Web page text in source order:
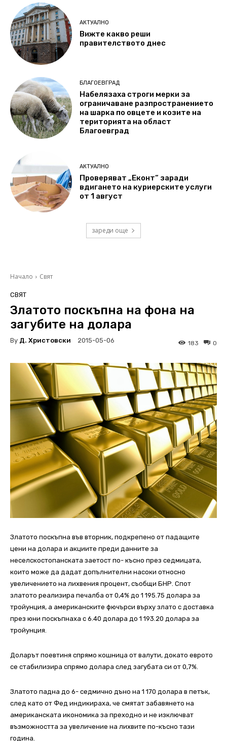
АКТУАЛНО
Вижте какво реши
правителството днес
БЛАГОЕВГРАД
Набелязаха строги мерки за
ограничаване разпространението
на шарка по овцете и козите на
територията на област
Благоевград
АКТУАЛНО
Проверяват „Еконт“ заради
вдигането на куриерските услуги
от 1 август
зареди още